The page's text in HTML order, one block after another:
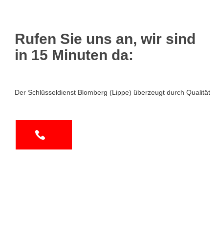
Rufen Sie uns an, wir sind
in 15 Minuten da:
Der Schlüsseldienst Blomberg (Lippe) überzeugt durch Qualität